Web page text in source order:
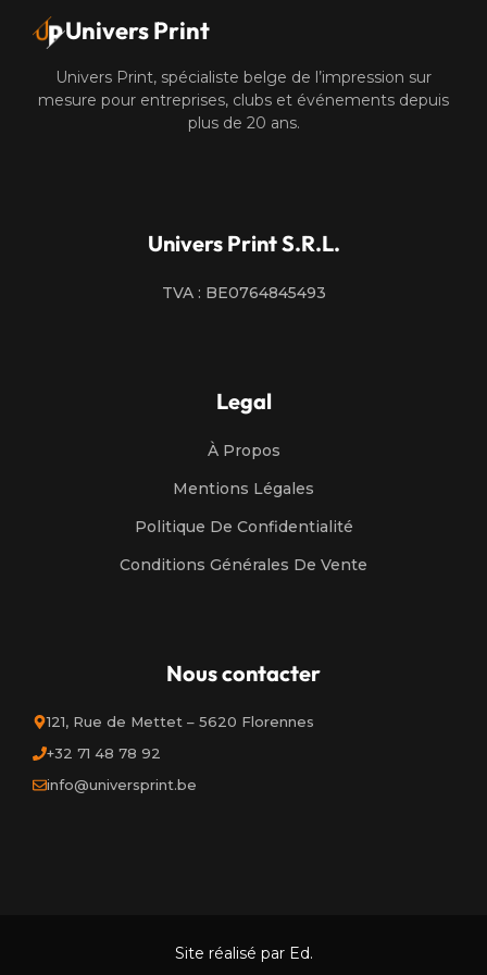
Univers Print
Univers Print, spécialiste belge de l’impression sur
mesure pour entreprises, clubs et événements depuis
plus de 20 ans.
Univers Print S.R.L.
TVA : BE0764845493
Legal
À Propos
Mentions Légales
Politique De Confidentialité
Conditions Générales De Vente
Nous contacter
121, Rue de Mettet – 5620 Florennes
+32 71 48 78 92
info@universprint.be
Site réalisé par Ed.